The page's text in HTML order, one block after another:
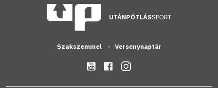
UTÁNPÓTLÁSSPORT
Szakszemmel Versenynaptár